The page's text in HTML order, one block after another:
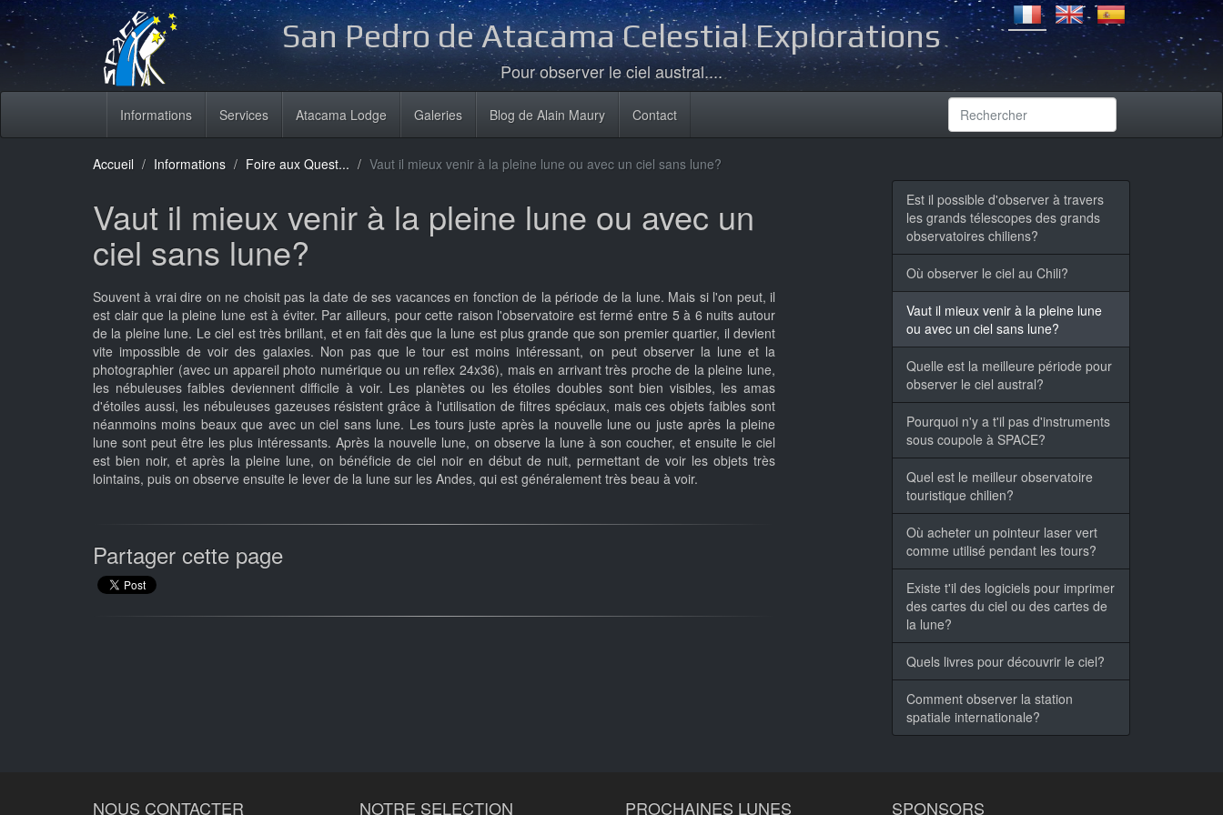
San Pedro de Atacama Celestial Explorations
Pour observer le ciel austral....
Informations Services Atacama Lodge Galeries Blog de Alain Maury Contact
Accueil Informations Foire aux Quest... Vaut il mieux venir à la pleine lune ou avec un ciel sans lune?
Vaut il mieux venir à la pleine lune ou avec un
ciel sans lune?
Souvent à vrai dire on ne choisit pas la date de ses vacances en fonction de la période de la lune. Mais si l'on peut, il
est clair que la pleine lune est à éviter. Par ailleurs, pour cette raison l'observatoire est fermé entre 5 à 6 nuits autour
de la pleine lune. Le ciel est très brillant, et en fait dès que la lune est plus grande que son premier quartier, il devient
vite impossible de voir des galaxies. Non pas que le tour est moins intéressant, on peut observer la lune et la
photographier (avec un appareil photo numérique ou un reflex 24x36), mais en arrivant très proche de la pleine lune,
les nébuleuses faibles deviennent difficile à voir. Les planètes ou les étoiles doubles sont bien visibles, les amas
d'étoiles aussi, les nébuleuses gazeuses résistent grâce à l'utilisation de filtres spéciaux, mais ces objets faibles sont
néanmoins moins beaux que avec un ciel sans lune. Les tours juste après la nouvelle lune ou juste après la pleine
lune sont peut être les plus intéressants. Après la nouvelle lune, on observe la lune à son coucher, et ensuite le ciel
est bien noir, et après la pleine lune, on bénéficie de ciel noir en début de nuit, permettant de voir les objets très
lointains, puis on observe ensuite le lever de la lune sur les Andes, qui est généralement très beau à voir.
Partager cette page
Est il possible d'observer à travers
les grands télescopes des grands
observatoires chiliens?
Où observer le ciel au Chili?
Vaut il mieux venir à la pleine lune
ou avec un ciel sans lune?
Quelle est la meilleure période pour
observer le ciel austral?
Pourquoi n'y a t'il pas d'instruments
sous coupole à SPACE?
Quel est le meilleur observatoire
touristique chilien?
Où acheter un pointeur laser vert
comme utilisé pendant les tours?
Existe t'il des logiciels pour imprimer
des cartes du ciel ou des cartes de
la lune?
Quels livres pour découvrir le ciel?
Comment observer la station
spatiale internationale?
NOUS CONTACTER NOTRE SELECTION PROCHAINES LUNES SPONSORS